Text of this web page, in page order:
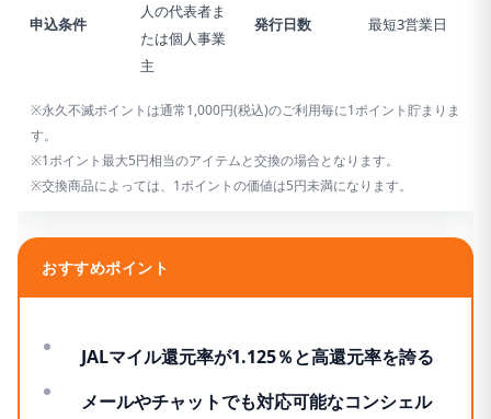
申込条件
人の代表者ま
たは個人事業
主
発行日数 最短3営業日
※永久不滅ポイントは通常1,000円(税込)のご利用毎に1ポイント貯まりま
す。
※1ポイント最大5円相当のアイテムと交換の場合となります。
※交換商品によっては、1ポイントの価値は5円未満になります。
おすすめポイント
JALマイル還元率が1.125％と高還元率を誇る
メールやチャットでも対応可能なコンシェル